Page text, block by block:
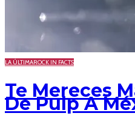
LA ÚLTIMAROCK IN FACTS
Te Mereces
De Pulp A